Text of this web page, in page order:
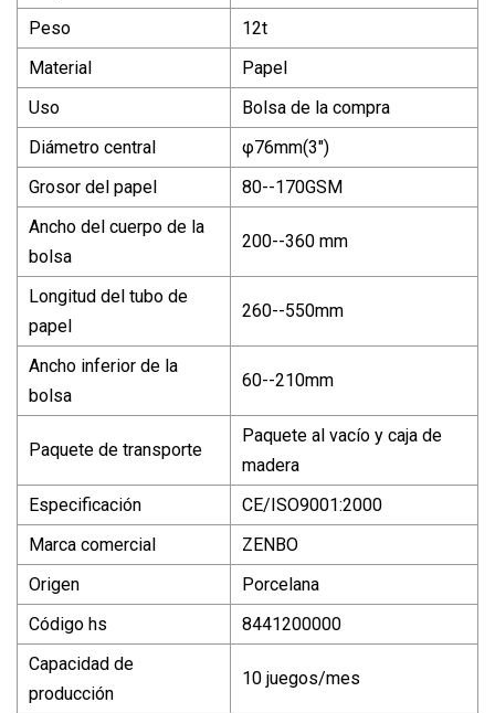
Peso
12t
Material
Papel
Uso
Bolsa de la compra
Diámetro central
φ76mm(3")
Grosor del papel
80--170GSM
Ancho del cuerpo de la
bolsa
200--360 mm
Longitud del tubo de
papel
260--550mm
Ancho inferior de la
bolsa
60--210mm
Paquete de transporte
Paquete al vacío y caja de
madera
Especificación
CE/ISO9001:2000
Marca comercial
ZENBO
Origen
Porcelana
Código hs
8441200000
Capacidad de
producción
10 juegos/mes